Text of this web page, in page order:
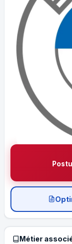
Métier